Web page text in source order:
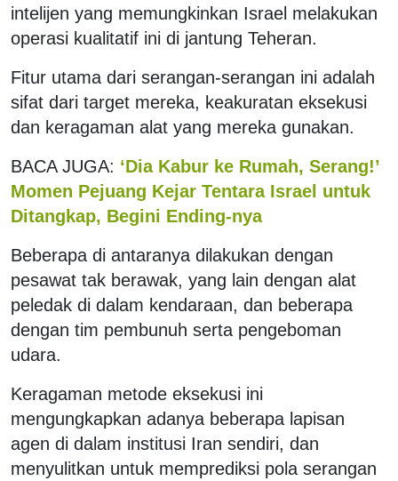
intelijen yang memungkinkan Israel melakukan
operasi kualitatif ini di jantung Teheran.
Fitur utama dari serangan-serangan ini adalah
sifat dari target mereka, keakuratan eksekusi
dan keragaman alat yang mereka gunakan.
BACA JUGA: ‘Dia Kabur ke Rumah, Serang!’
Momen Pejuang Kejar Tentara Israel untuk
Ditangkap, Begini Ending-nya
Beberapa di antaranya dilakukan dengan
pesawat tak berawak, yang lain dengan alat
peledak di dalam kendaraan, dan beberapa
dengan tim pembunuh serta pengeboman
udara.
Keragaman metode eksekusi ini
mengungkapkan adanya beberapa lapisan
agen di dalam institusi Iran sendiri, dan
menyulitkan untuk memprediksi pola serangan